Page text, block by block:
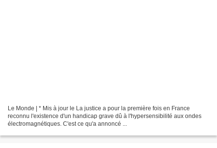
Le Monde | * Mis à jour le La justice a pour la première fois en France
reconnu l'existence d'un handicap grave dû à l'hypersensibilité aux ondes
électromagnétiques. C'est ce qu'a annoncé ...